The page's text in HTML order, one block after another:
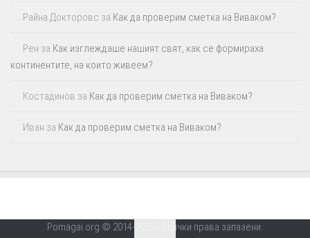
Райна Докторовс за Как да проверим сметка на Виваком?
Рен за Как изглеждаше нашият свят, как се формираха
континентите, на които живеем?
Костадинов за Как да проверим сметка на Виваком?
Иван за Как да проверим сметка на Виваком?
Pomagai.org © 2014-2025 - Всички права запазени.